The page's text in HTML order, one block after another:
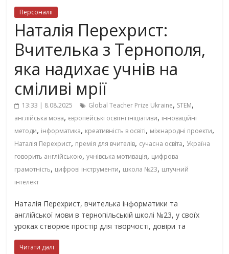
Персоналії
Наталія Перехрист:
Вчителька з Тернополя,
яка надихає учнів на
сміливі мрії
13:33 | 8.08.2025 Global Teacher Prize Ukraine, STEM,
англійська мова, європейські освітні ініціативи, інноваційні
методи, інформатика, креативність в освіті, міжнародні проекти,
Наталія Перехрист, премія для вчителів, сучасна освіта, Україна
говорить англійською,учнівська мотивація, цифрова
грамотність, цифрові інструменти, школа №23, штучний
інтелект
Наталія Перехрист, вчителька інформатики та
англійської мови в тернопільській школі №23, у своїх
уроках створює простір для творчості, довіри та
Читати далі